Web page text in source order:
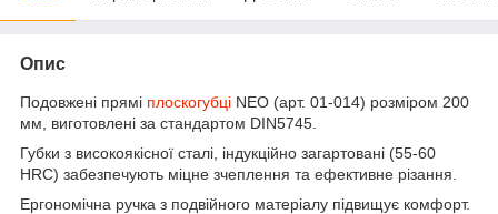
Опис
Подовжені прямі плоскогубці NEO (арт. 01-014) розміром 200
мм, виготовлені за стандартом DIN5745.
Губки з високоякісної сталі, індукційно загартовані (55-60
HRC) забезпечують міцне зчеплення та ефективне різання.
Ергономічна ручка з подвійного матеріалу підвищує комфорт.